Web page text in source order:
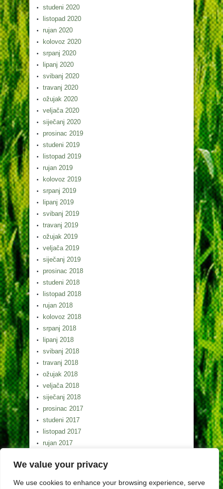
We value your privacy
We use cookies to enhance your browsing experience, serve
studeni 2020
listopad 2020
rujan 2020
kolovoz 2020
srpanj 2020
lipanj 2020
svibanj 2020
travanj 2020
ožujak 2020
veljača 2020
siječanj 2020
prosinac 2019
studeni 2019
listopad 2019
rujan 2019
kolovoz 2019
srpanj 2019
lipanj 2019
svibanj 2019
travanj 2019
ožujak 2019
veljača 2019
siječanj 2019
prosinac 2018
studeni 2018
listopad 2018
rujan 2018
kolovoz 2018
srpanj 2018
lipanj 2018
svibanj 2018
travanj 2018
ožujak 2018
veljača 2018
siječanj 2018
prosinac 2017
studeni 2017
listopad 2017
rujan 2017
srpanj 2017